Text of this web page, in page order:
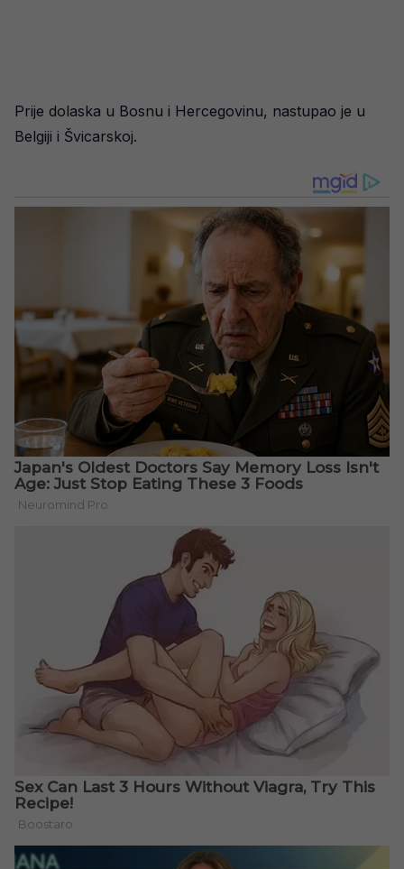
Prije dolaska u Bosnu i Hercegovinu, nastupao je u
Belgiji i Švicarskoj.